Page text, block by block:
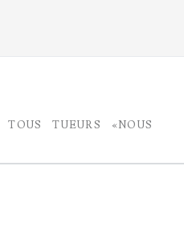
TOUS TUEURS «NOUS